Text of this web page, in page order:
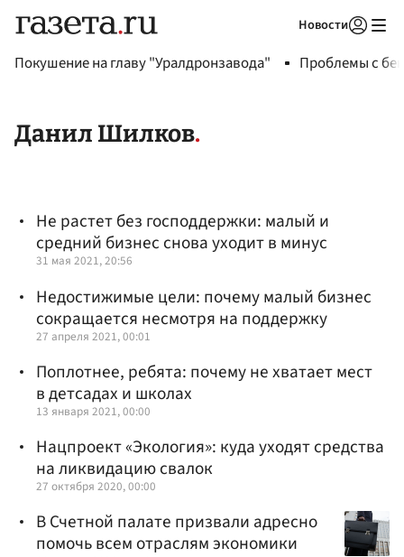
Новости
Покушение на главу "Уралдронзавода" Проблемы с
Данил Шилков
Не растет без господдержки: малый и
средний бизнес снова уходит в минус
31 мая 2021, 20:56
Недостижимые цели: почему малый бизнес
сокращается несмотря на поддержку
27 апреля 2021, 00:01
Поплотнее, ребята: почему не хватает мест
в детсадах и школах
13 января 2021, 00:00
Нацпроект «Экология»: куда уходят средства
на ликвидацию свалок
27 октября 2020, 00:00
В Счетной палате призвали адресно
помочь всем отраслям экономики